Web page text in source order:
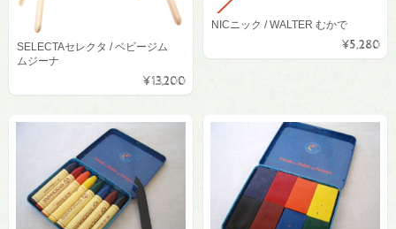
SELECTAセレクタ / ベビージム
ムジーナ
¥13,200
NICニック / WALTER むかで
¥5,280